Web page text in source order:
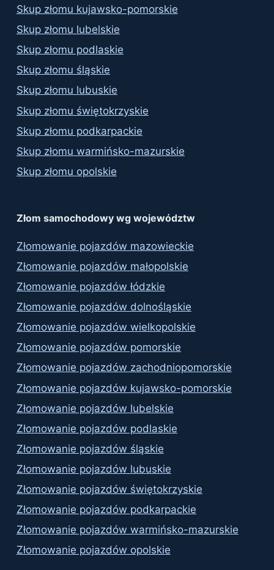
Skup złomu kujawsko-pomorskie
Skup złomu lubelskie
Skup złomu podlaskie
Skup złomu śląskie
Skup złomu lubuskie
Skup złomu świętokrzyskie
Skup złomu podkarpackie
Skup złomu warmińsko-mazurskie
Skup złomu opolskie
Złom samochodowy wg województw
Złomowanie pojazdów mazowieckie
Złomowanie pojazdów małopolskie
Złomowanie pojazdów łódzkie
Złomowanie pojazdów dolnośląskie
Złomowanie pojazdów wielkopolskie
Złomowanie pojazdów pomorskie
Złomowanie pojazdów zachodniopomorskie
Złomowanie pojazdów kujawsko-pomorskie
Złomowanie pojazdów lubelskie
Złomowanie pojazdów podlaskie
Złomowanie pojazdów śląskie
Złomowanie pojazdów lubuskie
Złomowanie pojazdów świętokrzyskie
Złomowanie pojazdów podkarpackie
Złomowanie pojazdów warmińsko-mazurskie
Złomowanie pojazdów opolskie